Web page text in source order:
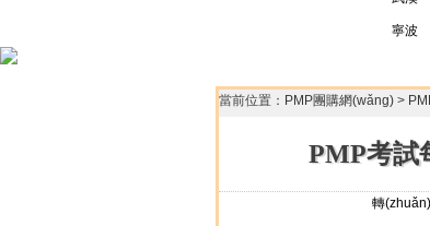
寧波
當前位置： PMP團購網(wǎng) >
PMP考試
轉